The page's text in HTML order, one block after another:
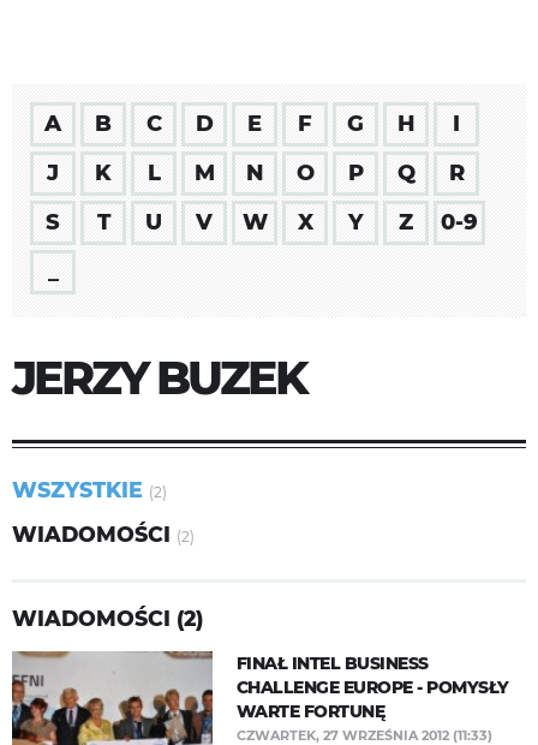
A B C D E F G H
I
J
K L M N O P Q
R
S
T U V W X Y Z
0-9
JERZY BUZEK
WSZYSTKIE (2)
WIADOMOŚCI (2)
WIADOMOŚCI (2)
FINAŁ INTEL BUSINESS
CHALLENGE EUROPE - POMYSŁY
WARTE FORTUNĘ
CZWARTEK, 27 WRZEŚNIA 2012 (11:33)